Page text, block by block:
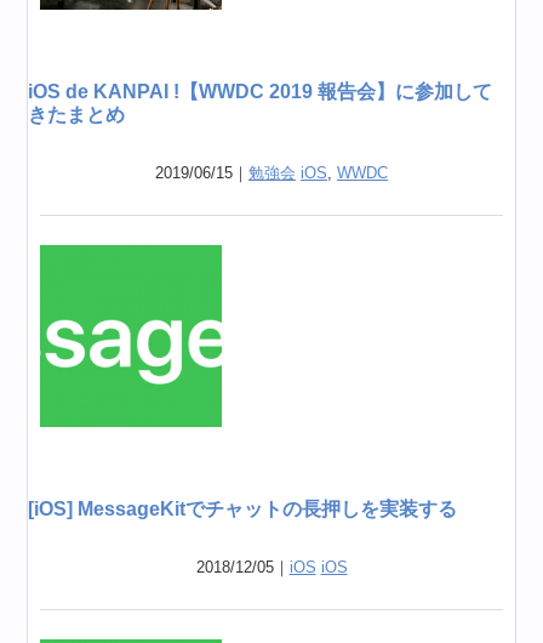
iOS de KANPAI !【WWDC 2019 報告会】に参加して
きたまとめ
2019/06/15｜ 勉強会 iOS, WWDC
[iOS] MessageKitでチャットの長押しを実装する
2018/12/05｜ iOS iOS